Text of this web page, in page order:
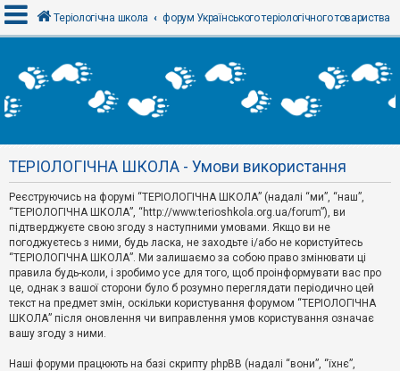
х
і
Р
є
с
т
р
а
ц
я
Т
м
Теріологічна школа форум Українського теріологічного товариства
ТЕРІОЛОГІЧНА ШКОЛА - Умови використання
Реєструючись на форумі “ТЕРІОЛОГІЧНА ШКОЛА” (надалі “ми”, “наш”,
“ТЕРІОЛОГІЧНА ШКОЛА”, “http://www.terioshkola.org.ua/forum”), ви
підтверджуєте свою згоду з наступними умовами. Якщо ви не
погоджуєтесь з ними, будь ласка, не заходьте і/або не користуйтесь
“ТЕРІОЛОГІЧНА ШКОЛА”. Ми залишаємо за собою право змінювати ці
правила будь-коли, і зробимо усе для того, щоб проінформувати вас про
це, однак з вашої сторони було б розумно переглядати періодично цей
текст на предмет змін, оскільки користування форумом “ТЕРІОЛОГІЧНА
ШКОЛА” після оновлення чи виправлення умов користування означає
вашу згоду з ними.
Наші форуми працюють на базі скрипту phpBB (надалі “вони”, “їхнє”,